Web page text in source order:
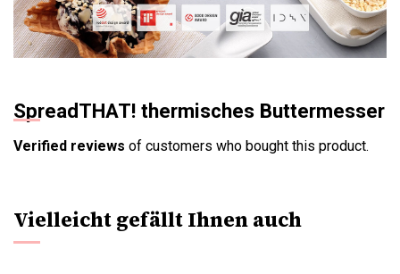
SpreadTHAT! thermisches Buttermesser
Verified reviews of customers who bought this product.
Vielleicht gefällt Ihnen auch